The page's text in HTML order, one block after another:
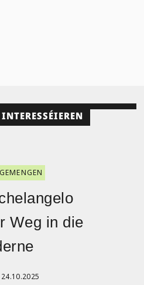
Weg in die
24.10.2025